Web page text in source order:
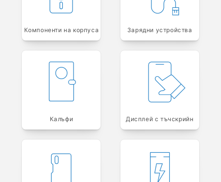
Компоненти на корпуса Зарядни устройства
Калъфи Дисплей с тъчскрийн